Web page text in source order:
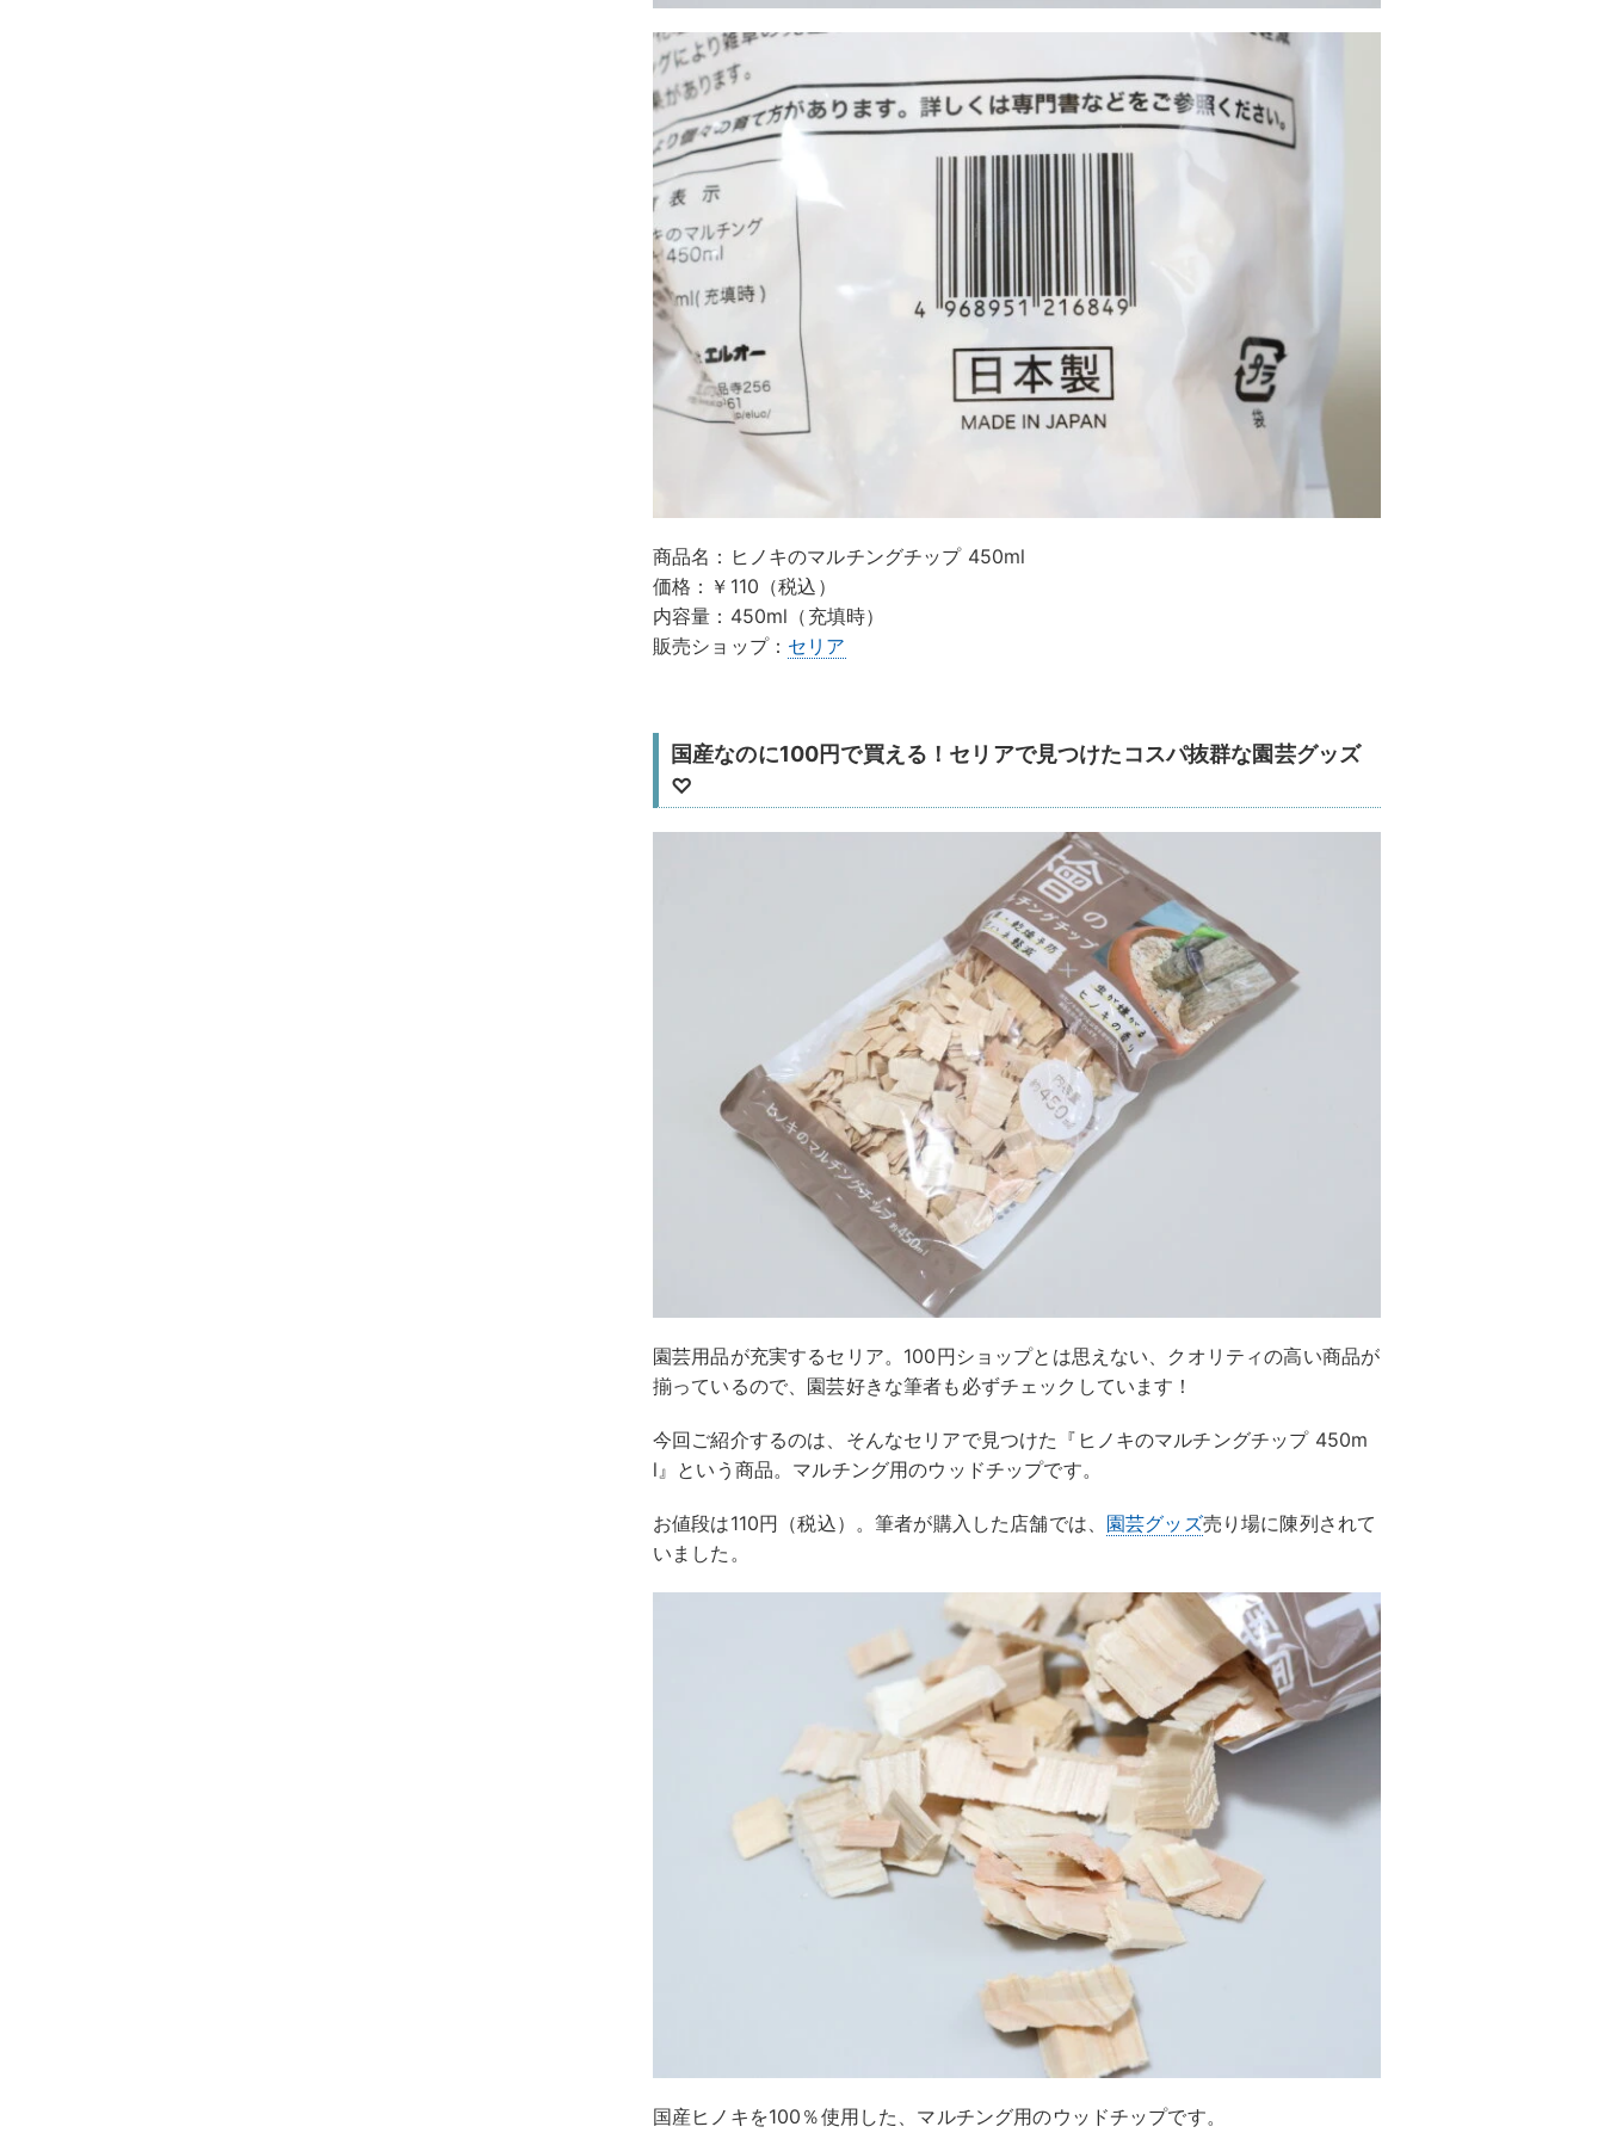
商品名：ヒノキのマルチングチップ 450ml
価格：￥110（税込）
内容量：450ml（充填時）
販売ショップ： セリア
国産なのに100円で買える！セリアで見つけたコスパ抜群な園芸グッズ
♡
園芸用品が充実するセリア。100円ショップとは思えない、クオリティの高い商品が
揃っているので、園芸好きな筆者も必ずチェックしています！
今回ご紹介するのは、そんなセリアで見つけた『ヒノキのマルチングチップ 450m
l』という商品。マルチング用のウッドチップです。
お値段は110円（税込）。筆者が購入した店舗では、 園芸グッズ売り場に陳列されて
いました。
国産ヒノキを100％使用した、マルチング用のウッドチップです。